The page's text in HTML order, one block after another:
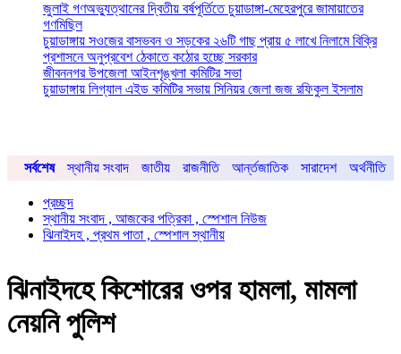
জুলাই গণঅভ্যুত্থানের দ্বিতীয় বর্ষপূর্তিতে চুয়াডাঙ্গা-মেহেরপুরে জামায়াতের
গণমিছিল
চুয়াডাঙ্গায় সওজের বাসভবন ও সড়কের ২৬টি গাছ প্রায় ৫ লাখে নিলামে বিক্রি
প্রশাসনে অনুপ্রবেশ ঠেকাতে কঠোর হচ্ছে সরকার
জীবননগর উপজেলা আইনশৃঙ্খলা কমিটির সভা
চুয়াডাঙ্গায় লিগ্যাল এইড কমিটির সভায় সিনিয়র জেলা জজ রফিকুল ইসলাম
সর্বশেষ স্থানীয় সংবাদ জাতীয় রাজনীতি আর্ন্তজাতিক সারাদেশ অর্থনীতি
প্রচ্ছদ
স্থানীয় সংবাদ , আজকের পত্রিকা , স্পেশাল নিউজ
ঝিনাইদহ , প্রথম পাতা , স্পেশাল স্থানীয়
ঝিনাইদহে কিশোরের ওপর হামলা, মামলা
নেয়নি পুলিশ